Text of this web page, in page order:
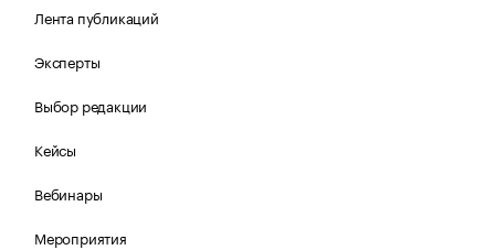
Лента публикаций
Эксперты
Выбор редакции
Кейсы
Вебинары
Мероприятия